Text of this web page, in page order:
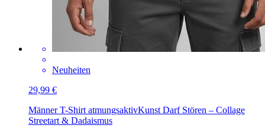
Neuheiten
29,99 €
Männer T-Shirt atmungsaktivKunst Darf Stören – Collage
Streetart & Dadaismus